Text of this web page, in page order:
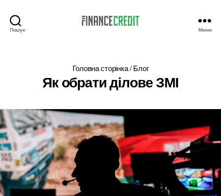
Пошук Меню
Головна сторінка/Блог
Як обрати ділове ЗМІ